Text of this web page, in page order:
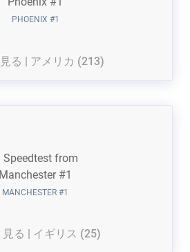
PHOENIX #1
る | アメリカ (213)
MANCHESTER #1
る | イギリス (25)